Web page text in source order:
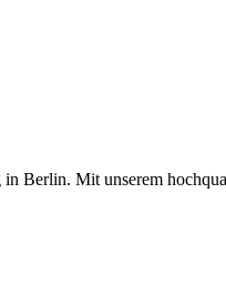
Berlin. Mit unserem